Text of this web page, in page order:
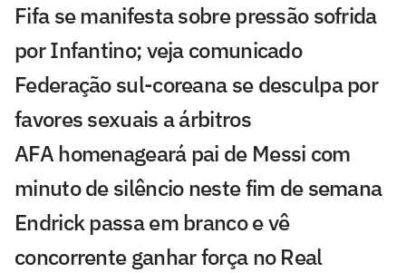
Fifa se manifesta sobre pressão sofrida
por Infantino; veja comunicado
Federação sul-coreana se desculpa por
favores sexuais a árbitros
AFA homenageará pai de Messi com
minuto de silêncio neste fim de semana
Endrick passa em branco e vê
concorrente ganhar força no Real